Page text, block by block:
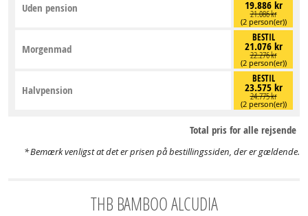
19.886 kr
21.086 kr
(2 person(er))
Uden pension
BESTIL
21.076 kr
22.276 kr
(2 person(er))
Morgenmad
BESTIL
23.575 kr
24.775 kr
(2 person(er))
Halvpension
Total pris for alle rejsende
Bemærk venligst at det er prisen på bestillingssiden, der er gældende.
THB BAMBOO ALCUDIA